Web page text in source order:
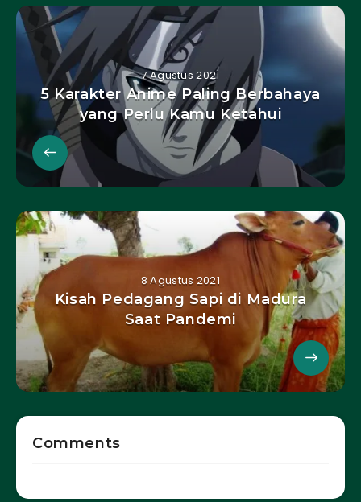
7 Agustus 2021
5 Karakter Anime Paling Berbahaya
yang Perlu Kamu Ketahui
8 Agustus 2021
Kisah Pedagang Sapi di Madura
Saat Pandemi
Comments